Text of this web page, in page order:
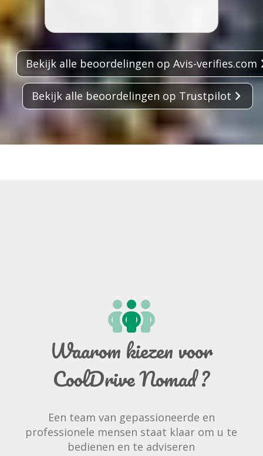
Bekijk alle beoordelingen op Avis-verifies.com
Bekijk alle beoordelingen op Trustpilot
Waarom kiezen voor
CoolDrive Nomad ?
Een team van gepassioneerde en
professionele mensen staat klaar om u te
bedienen en te adviseren